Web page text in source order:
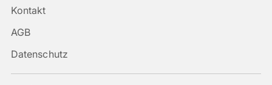
Kontakt
AGB
Datenschutz